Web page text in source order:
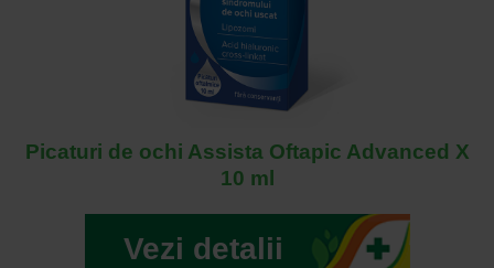
Picaturi de ochi Assista Oftapic Advanced X
10 ml
Vezi detalii